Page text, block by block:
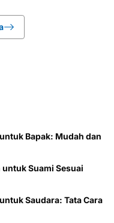
Bapak: Mudah dan
Suami Sesuai
Saudara: Tata Cara